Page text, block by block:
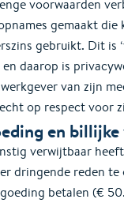
voorwaarden
gemaakt die
gebruikt. Dit is
en daarop is
van zijn
op respect voor
en
verwijtbaar
dringende reden
betalen (€